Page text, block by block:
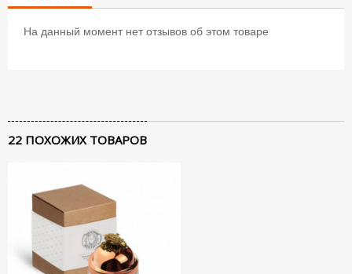
На данный момент нет отзывов об этом товаре
22 ПОХОЖИХ ТОВАРОВ